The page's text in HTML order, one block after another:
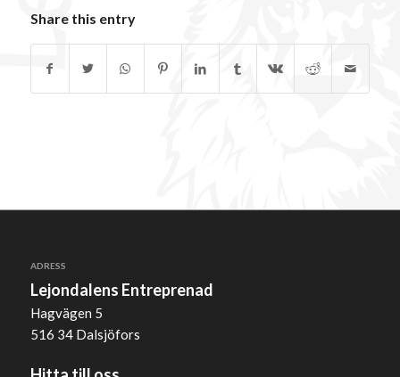
Share this entry
ADRESS
Lejondalens Entreprenad
Hagvägen 5
516 34 Dalsjöfors